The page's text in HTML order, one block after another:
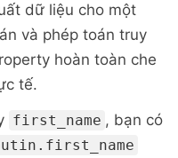
'Putin'
'Vladimir'
dữ liệu cho một
và phép toán truy
hoàn toàn che
tế.
first_name , bạn có